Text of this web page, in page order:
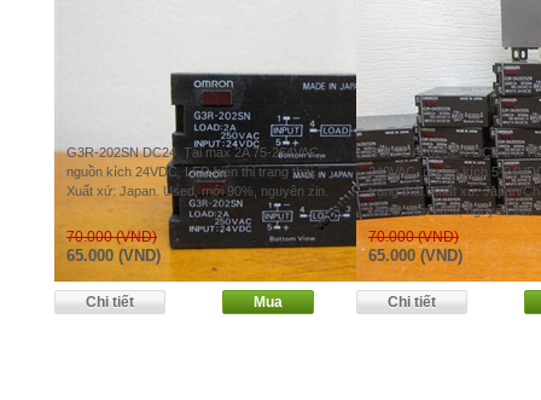
G3R-202SN DC24. Tải max 2A 75-264VAC,
nguồn kích 24VDC, LED hiển thị trạng thái.
Xuất xứ: Japan. Used, mới 90%, nguyên zin.
70.000 (VND)
65.000 (VND)
G3R-OA202SZN DC5-24.
240VAC, nguồn kích 5-
trạng thái. Xuất xứ: Japan/
Used, mới 90%, nguyên zin.
70.000 (VND)
65.000 (VND)